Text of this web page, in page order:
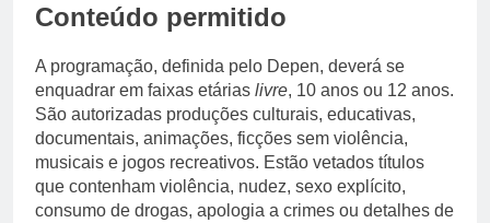
Conteúdo permitido
A programação, definida pelo Depen, deverá se
enquadrar em faixas etárias livre, 10 anos ou 12 anos.
São autorizadas produções culturais, educativas,
documentais, animações, ficções sem violência,
musicais e jogos recreativos. Estão vetados títulos
que contenham violência, nudez, sexo explícito,
consumo de drogas, apologia a crimes ou detalhes de